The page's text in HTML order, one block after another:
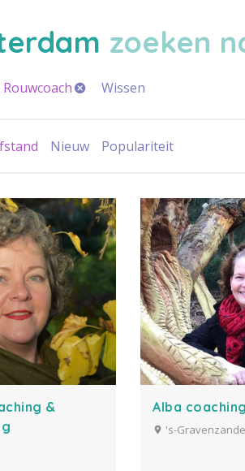
zoeken
Rouwcoach Wissen
Nieuw Populariteit
&
Alba
's-Gravenzande